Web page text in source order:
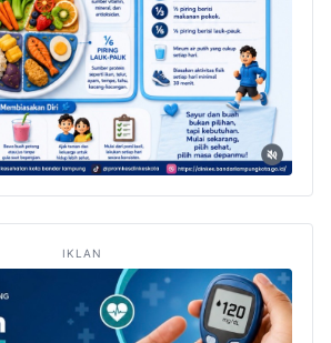
IKLAN